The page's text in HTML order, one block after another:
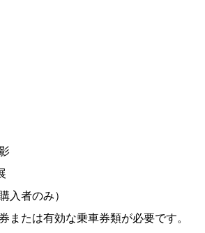
入者のみ）
たは有効な乗車券類が必要です。